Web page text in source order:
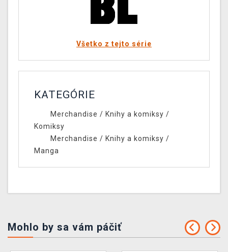
Všetko z tejto série
KATEGÓRIE
Merchandise / Knihy a komiksy /
Komiksy
Merchandise / Knihy a komiksy /
Manga
Mohlo by sa vám páčiť